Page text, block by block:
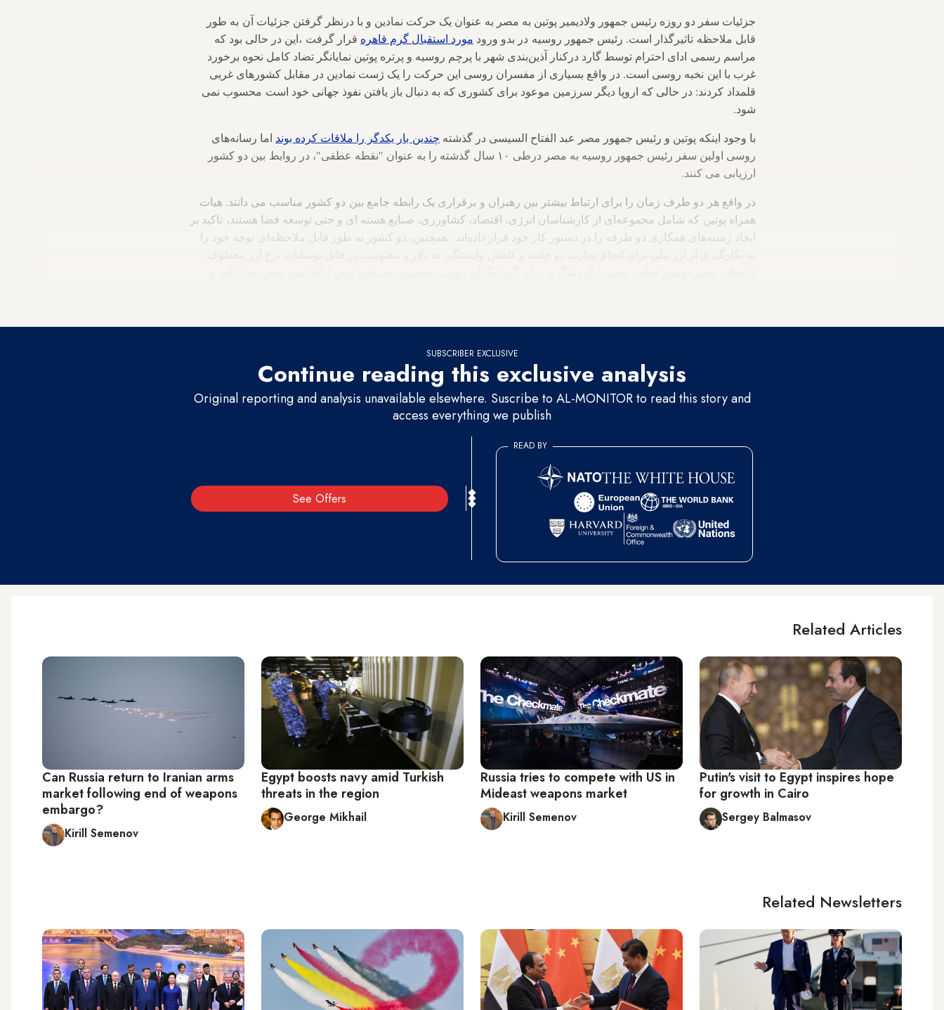
جزئیات سفر دو روزه رئیس جمهور ولادیمیر پوتین به مصر به عنوان یک حرکت نمادین و با درنظر گرفتن جزئیات آن به طور
قابل ملاحظه تاثیرگذار است. رئيس جمهور روسیه در بدو ورود مورد استقبال گرم قاهره قرار گرفت ،این در حالی بود که
مراسم رسمی ادای احترام توسط گارد درکنار آذین‌بندی شهر با پرچم روسیه و پرتره پوتین نمایانگر تضاد کامل نحوه برخورد
غرب با این نخبه روسی است. در واقع بسیاری از مفسران روسی این حرکت را یک ژست نمادین در مقابل کشورهای غربی
قلمداد کردند: در حالی که اروپا دیگر سرزمین موعود برای کشوری که به دنبال باز یافتن نفوذ جهانی خود است محسوب نمی
شود.
با وجود اینکه پوتین و رئیس جمهور مصر عبد الفتاح السیسی در گذشته چندین بار یکدگر را ملاقات کرده بوند اما رسانه‌های
روسی اولین سفر رئيس جمهور روسیه به مصر درطی ۱۰ سال گذشته را به عنوان ''نقطه عطفی"، در روابط بین دو کشور
ارزیابی می کنند.
در واقع هر دو طرف زمان را برای ارتباط بیشتر بین رهبران و برقراری یک رابطه جامع بین دو کشور مناسب می دانند. هیات
همراه پوتین که شامل مجموعه‌ای از کارشناسان انرژی، اقتصاد، کشاورزی، صنایع هسته ای و حتی توسعه فضا هستند، تاکید بر
ایجاد زمینه‌های همکاری دو طرفه را در دستور کار خود قرار داده‌اند . همچنین، دو کشور به طور قابل ملاحظه‌ای توچه خود را
SUBSCRIBER EXCLUSIVE
Continue reading this exclusive analysis
Original reporting and analysis unavailable elsewhere. Suscribe to AL-MONITOR to read this story and
access everything we publish
See Offers
READ BY
Related Articles
Putin's visit to Egypt inspires hope
for growth in Cairo
Sergey Balmasov
Russia tries to compete with US in
Mideast weapons market
Kirill Semenov
Egypt boosts navy amid Turkish
threats in the region
George Mikhail
Can Russia return to Iranian arms
market following end of weapons
embargo?
Kirill Semenov
Related Newsletters